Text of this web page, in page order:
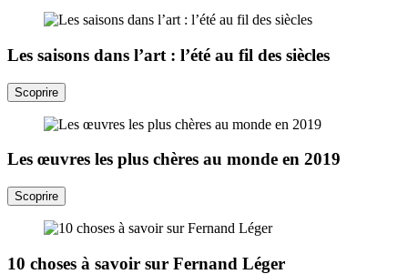
Les saisons dans l’art : l’été au fil des siècles
Scoprire
Les œuvres les plus chères au monde en 2019
Scoprire
10 choses à savoir sur Fernand Léger